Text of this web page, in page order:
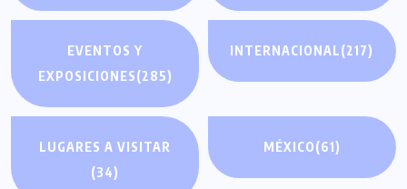
EVENTOS Y
EXPOSICIONES(285)
INTERNACIONAL(217)
LUGARES A VISITAR
(34)
MÉXICO(61)